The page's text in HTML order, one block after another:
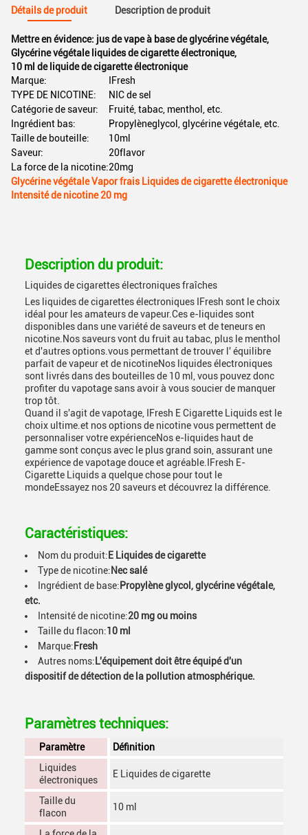
Détails de produit Description de produit
Mettre en évidence: jus de vape à base de glycérine végétale,
Glycérine végétale liquides de cigarette électronique,
10 ml de liquide de cigarette électronique
Marque:
IFresh
TYPE DE NICOTINE:
NIC de sel
Catégorie de saveur:
Fruité, tabac, menthol, etc.
Ingrédient bas:
Propylèneglycol, glycérine végétale, etc.
Taille de bouteille:
10ml
Saveur:
20flavor
La force de la nicotine:20mg
Glycérine végétale Vapor frais Liquides de cigarette électronique
Intensité de nicotine 20 mg
Description du produit:
Liquides de cigarettes électroniques fraîches
Les liquides de cigarettes électroniques IFresh sont le choix
idéal pour les amateurs de vapeur.Ces e-liquides sont
disponibles dans une variété de saveurs et de teneurs en
nicotine.Nos saveurs vont du fruit au tabac, plus le menthol
et d'autres options.vous permettant de trouver l' équilibre
parfait de vapeur et de nicotineNos liquides électroniques
sont livrés dans des bouteilles de 10 ml, vous pouvez donc
profiter du vapotage sans avoir à vous soucier de manquer
trop tôt.
Quand il s'agit de vapotage, IFresh E Cigarette Liquids est le
choix ultime.et nos options de nicotine vous permettent de
personnaliser votre expérienceNos e-liquides haut de
gamme sont conçus avec le plus grand soin, assurant une
expérience de vapotage douce et agréable.IFresh E-
Cigarette Liquids a quelque chose pour tout le
mondeEssayez nos 20 saveurs et découvrez la différence.
Caractéristiques:
Nom du produit: E Liquides de cigarette
Type de nicotine:Nec salé
Ingrédient de base: Propylène glycol, glycérine végétale,
etc.
Intensité de nicotine:20 mg ou moins
Taille du flacon:10 ml
Marque: Fresh
Autres noms: L'équipement doit être équipé d'un
dispositif de détection de la pollution atmosphérique.
Paramètres techniques:
Paramètre
Définition
Liquides
électroniques
E Liquides de cigarette
Taille du
flacon
10 ml